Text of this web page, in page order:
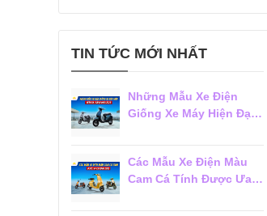
TIN TỨC MỚI NHẤT
Những Mẫu Xe Điện
Giống Xe Máy Hiện Đại
Các Mẫu Xe Điện Màu
Cam Cá Tính Được Ưa